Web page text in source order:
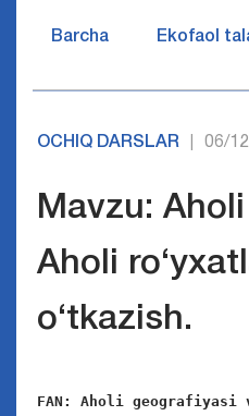
Barcha Ekofaol
OCHIQ DARSLAR 06/
Mavzu:
Aholi
o‘tkazish.
FAN: Aholi geografiyasi